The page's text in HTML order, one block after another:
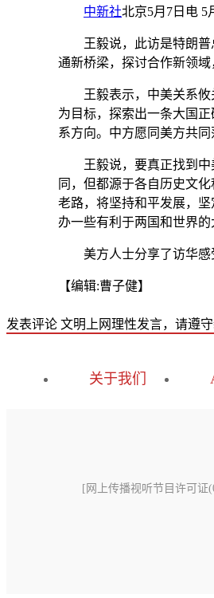
中新社北京5月7日电 5
王毅说，此访是特朗普总
通新桥梁，探讨合作新领
王毅表示，中美关系攸关
为目标，探索出一条大国
系方向。中方愿同美方共
王毅说，要真正找到中美
同，但都源于各自历史文
老路，将坚持和平发展，
办一些有利于两国和世界
美方人士分享了访华感
【编辑:曹子健】
发表评论 文明上网理性发言，请遵
关于我们
[ 网上传播视听节目许可证